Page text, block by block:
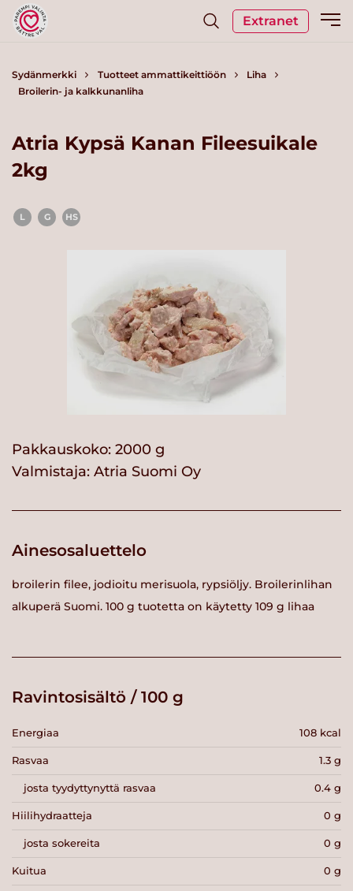
Extranet
Sydänmerkki Tuotteet ammattikeittiöön
Liha
Broilerin- ja kalkkunanliha
Atria Kypsä Kanan Fileesuikale
2kg
L G HS
Pakkauskoko: 2000 g
Valmistaja: Atria Suomi Oy
Ainesosaluettelo
broilerin filee, jodioitu merisuola, rypsiöljy. Broilerinlihan
alkuperä Suomi. 100 g tuotetta on käytetty 109 g lihaa
Ravintosisältö / 100 g
Energiaa 108 kcal
Rasvaa 1.3 g
josta tyydyttynyttä rasvaa 0.4 g
Hiilihydraatteja 0 g
josta sokereita 0 g
Kuitua 0 g